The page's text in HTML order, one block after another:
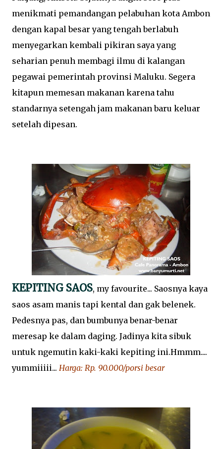
menikmati pemandangan pelabuhan kota Ambon
dengan kapal besar yang tengah berlabuh
menyegarkan kembali pikiran saya yang
seharian penuh membagi ilmu di kalangan
pegawai pemerintah provinsi Maluku. Segera
kitapun memesan makanan karena tahu
standarnya setengah jam makanan baru keluar
setelah dipesan.
KEPITING SAOS, my favourite... Saosnya kaya
saos asam manis tapi kental dan gak belenek.
Pedesnya pas, dan bumbunya benar-benar
meresap ke dalam daging. Jadinya kita sibuk
untuk ngemutin kaki-kaki kepiting ini.Hmmm....
yummiiiii... Harga: Rp. 90.000/porsi besar